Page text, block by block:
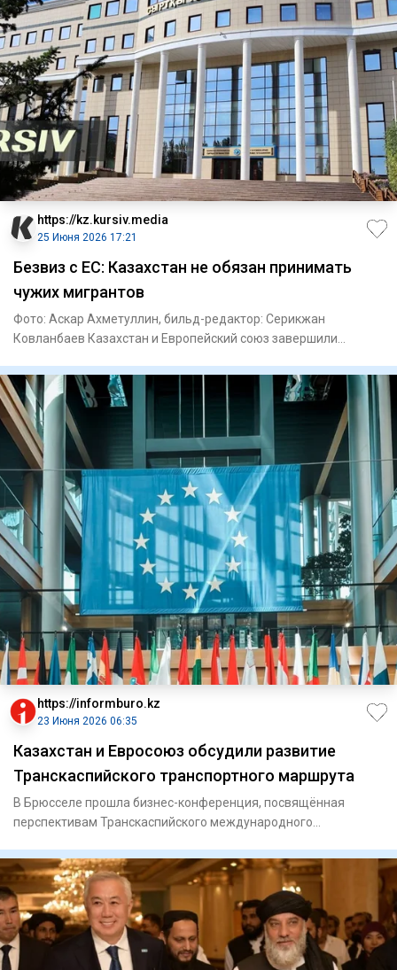
https://kz.kursiv.media
25 Июня 2026 17:21
Безвиз с ЕС: Казахстан не обязан принимать
чужих мигрантов
Фото: Аскар Ахметуллин, бильд-редактор: Серикжан
Ковланбаев Казахстан и Европейский союз завершили
https://informburo.kz
23 Июня 2026 06:35
Казахстан и Евросоюз обсудили развитие
Транскаспийского транспортного маршрута
В Брюсселе прошла бизнес-конференция, посвящённая
перспективам Транскаспийского международного